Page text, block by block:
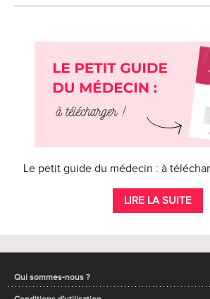
Le petit guide du médecin : à
LIRE LA SUITE
Qui sommes-nous ?